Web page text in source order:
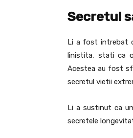
Secretul
Li a fost intrebat
linistita, stati ca
Acestea au fost
secretul vietii
Li a sustinut ca
secretele